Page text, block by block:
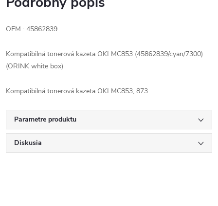
OEM : 45862839
Kompatibilná tonerová kazeta OKI MC853 (45862839/cyan/7300)
(ORINK white box)
Kompatibilná tonerová kazeta OKI MC853, 873
Parametre produktu
Diskusia